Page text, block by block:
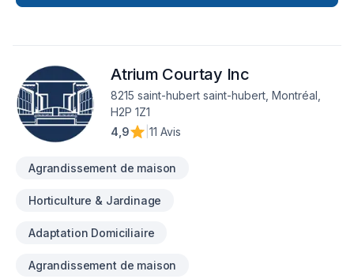
Atrium Courtay Inc
8215 saint-hubert saint-hubert, Montréal,
H2P 1Z1
4,9
11 Avis
Agrandissement de maison
Horticulture & Jardinage
Adaptation Domiciliaire
Agrandissement de maison